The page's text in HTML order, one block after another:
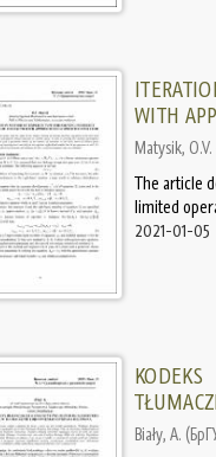
WITH
Matysik, O.V.
The article
limited
2021-01-05
Biały, A. (